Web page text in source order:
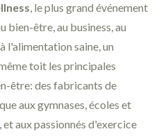
, le plus grand événement
bien-être, au business, au
l'alimentation saine, un
toit les principales
être: des fabricants de
aux gymnases, écoles et
aux passionnés d'exercice